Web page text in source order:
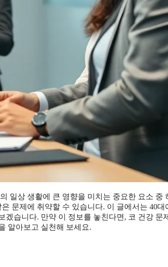
일상 생활에 큰 영향을 미치는 중요한 요소 중
문제에 취약할 수 있습니다. 이 글에서는 40대
습니다. 만약 이 정보를 놓친다면, 코 건강 문
알아보고 실천해 보세요.